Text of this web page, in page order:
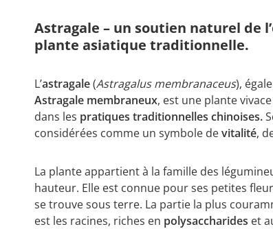
Astragale – un soutien naturel de
plante asiatique traditionnelle.
L’astragale(Astragalus membranaceus),
Astragale membraneux, est une plante
dans les pratiques traditionnelles chinoises.
considérées comme un symbole devitalité,
La plante appartient à la famille des
hauteur. Elle est connue pour ses petites
se trouve sous terre. La partie la plus
est les racines, riches en polysaccharides et